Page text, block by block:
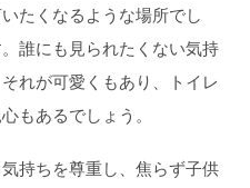
たくなるような場所でし
誰にも見られたくない気持
れが可愛くもあり、トイレ
もあるでしょう。
持ちを尊重し、焦らず子供